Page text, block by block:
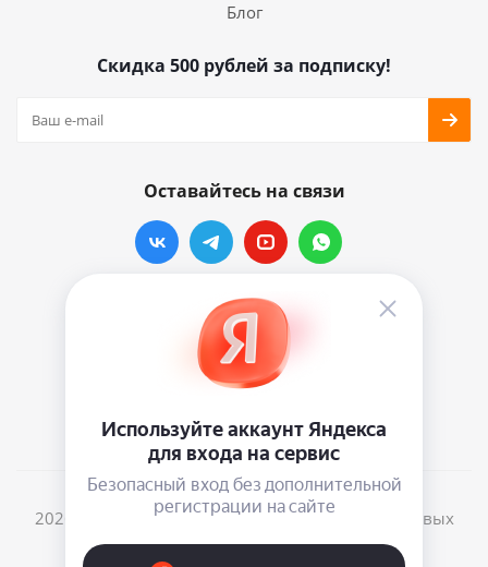
Блог
Скидка 500 рублей за подписку!
Оставайтесь на связи
Наши контакты
info@vinylmarkt.ru
2026 © Винилмаркт - интернет-магазин виниловых
пластинок